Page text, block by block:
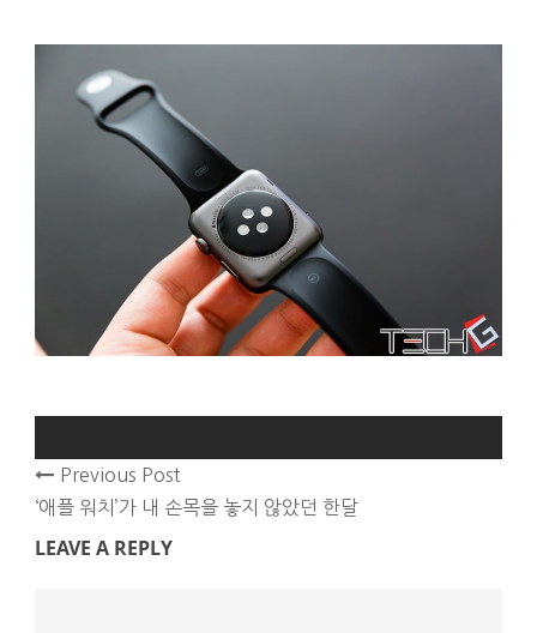
Previous Post
‘애플 워치’가 내 손목을 놓지 않았던 한달
LEAVE A REPLY